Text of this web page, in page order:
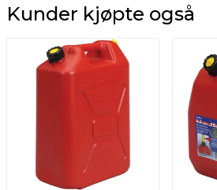
Kunder kjøpte også